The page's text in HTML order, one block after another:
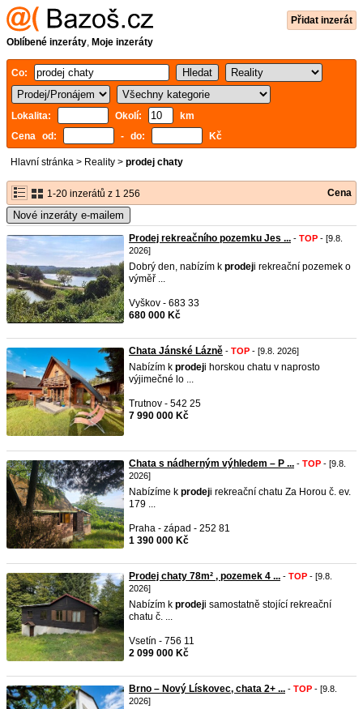
Přidat inzerát
Oblíbené inzeráty, Moje inzeráty
Co:
Lokalita: Okolí:
km
Cena od:
- do: Kč
Hlavní stránka > Reality > prodej chaty
1-20 inzerátů z 1 256 Cena
Nové inzeráty e-mailem
Prodej rekreačního pozemku Jes ... - TOP - [9.8.
2026]
Dobrý den, nabízím k prodeji rekreační pozemek o
výměř ...
Vyškov - 683 33
680 000 Kč
Chata Jánské Lázně - TOP - [9.8. 2026]
Nabízím k prodeji horskou chatu v naprosto
výjimečné lo ...
Trutnov - 542 25
7 990 000 Kč
Chata s nádherným výhledem – P ... - TOP - [9.8.
2026]
Nabízíme k prodeji rekreační chatu Za Horou č. ev.
179 ...
Praha - západ - 252 81
1 390 000 Kč
Prodej chaty 78m² , pozemek 4 ... - TOP - [9.8.
2026]
Nabízím k prodeji samostatně stojící rekreační
chatu č. ...
Vsetín - 756 11
2 099 000 Kč
Brno – Nový Lískovec, chata 2+ ... - TOP - [9.8.
2026]